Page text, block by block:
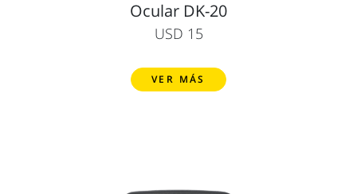
Ocular DK-20
USD 15
VER MÁS